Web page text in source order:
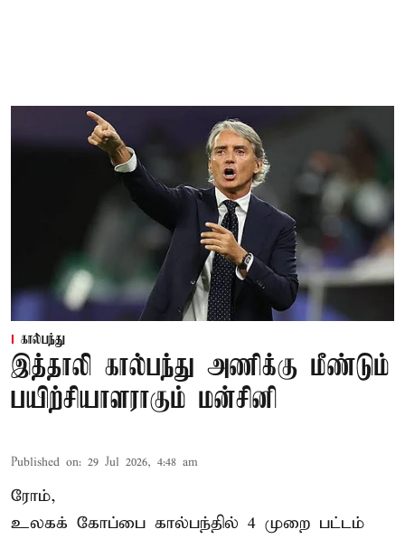
கால்பந்து
இத்தாலி கால்பந்து அணிக்கு மீண்டும்
பயிற்சியாளராகும் மன்சினி
Published on: 29 Jul 2026, 4:48 am
ரோம்,
உலகக் கோப்பை கால்பந்தில் 4 முறை பட்டம்